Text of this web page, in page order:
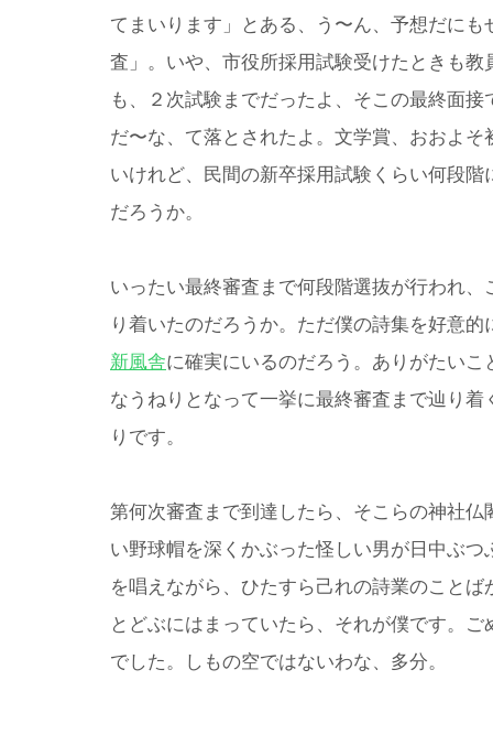
てまいります」とある、う〜ん、予想だにも
査」。いや、市役所採用試験受けたときも教
も、２次試験までだったよ、そこの最終面接
だ〜な、て落とされたよ。文学賞、おおよそ
いけれど、民間の新卒採用試験くらい何段階
だろうか。
いったい最終審査まで何段階選抜が行われ、
り着いたのだろうか。ただ僕の詩集を好意
新風舎に確実にいるのだろう。ありがたいこ
なうねりとなって一挙に最終審査まで辿り着
りです。
第何次審査まで到達したら、そこらの神社仏
い野球帽を深くかぶった怪しい男が日中ぶつ
を唱えながら、ひたすら己れの詩業のことば
とどぶにはまっていたら、それが僕です。
でした。しもの空ではないわな、多分。